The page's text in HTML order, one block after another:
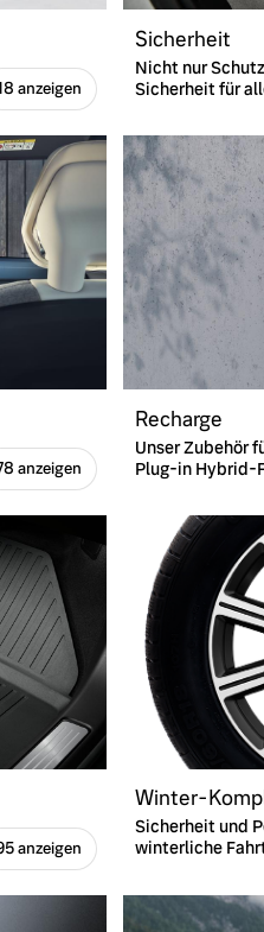
anzeigen
Sicherheit
Nicht nur
Sicherheit für
anzeigen
Recharge
Unser Zubehör
Plug-in Hybrid-
anzeigen
Winter-
Sicherheit und
winterliche